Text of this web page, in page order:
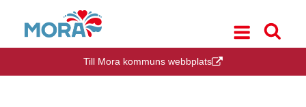
Till Mora kommuns webbplats